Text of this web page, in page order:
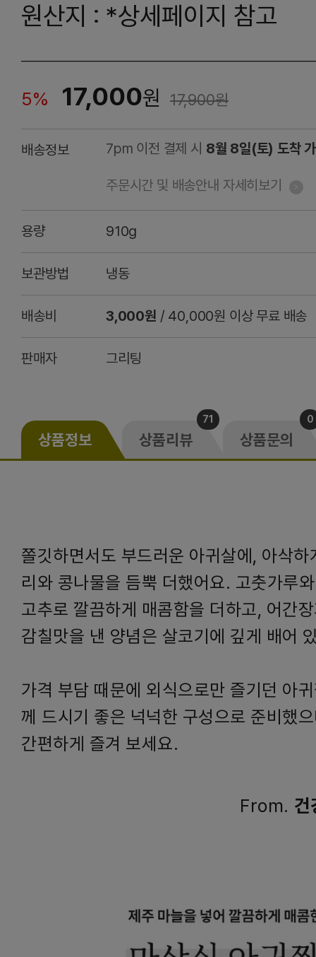
원산지 : *상세페이지 참고
5% 17,000원 17,900원
배송정보 7pm 이전 결제 시 8월 8일(토) 도착
주문시간 및 배송안내 자세히보기
용량 910g
보관방법 냉동
배송비 3,000원 / 40,000원 이상 무료 배송
판매자 그리팅
상품정보 상품리뷰
71
상품문의
0
쫄깃하면서도 부드러운 아귀살에, 아삭
리와 콩나물을 듬뿍 더했어요. 고춧가루
고추로 깔끔하게 매콤함을 더하고, 어간
감칠맛을 낸 양념은 살코기에 깊게 배어
가격 부담 때문에 외식으로만 즐기던 아
께 드시기 좋은 넉넉한 구성으로 준비했
간편하게 즐겨 보세요.
From. 건